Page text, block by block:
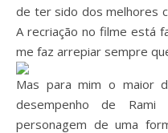
de ter sido dos melhores
A recriação no filme está
me faz arrepiar sempre
Mas para mim o maior
desempenho de Rami
personagem de uma